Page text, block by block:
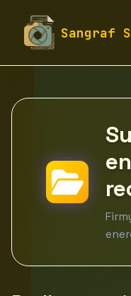
Sangraf
fototapety-sangraf.pl
Przemysł i